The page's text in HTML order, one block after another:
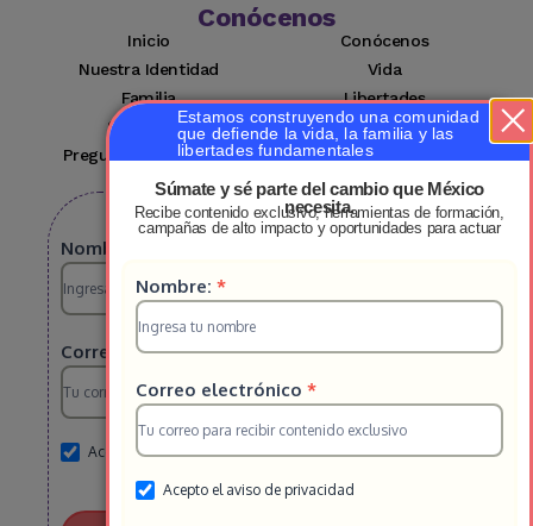
Conócenos
Inicio
Conócenos
Nuestra Identidad
Vida
Familia
Libertades
Suscríbete
Mi cuenta
Preguntas Frecuentes
Contacto
Suscribete a nuestro boletin
Suscripcion
HS
2025
Nombre:
Correo electrónico*
Acepto el aviso de privacidad
Estamos construyendo una comunidad
que defiende la vida, la familia y las
libertades fundamentales
Súmate y sé parte del cambio que México
necesita.
Recibe contenido exclusivo, herramientas de formación,
campañas de alto impacto y oportunidades para actuar
Suscripcion
HS
2025
Nombre: *
Correo electrónico *
Acepto el aviso de privacidad